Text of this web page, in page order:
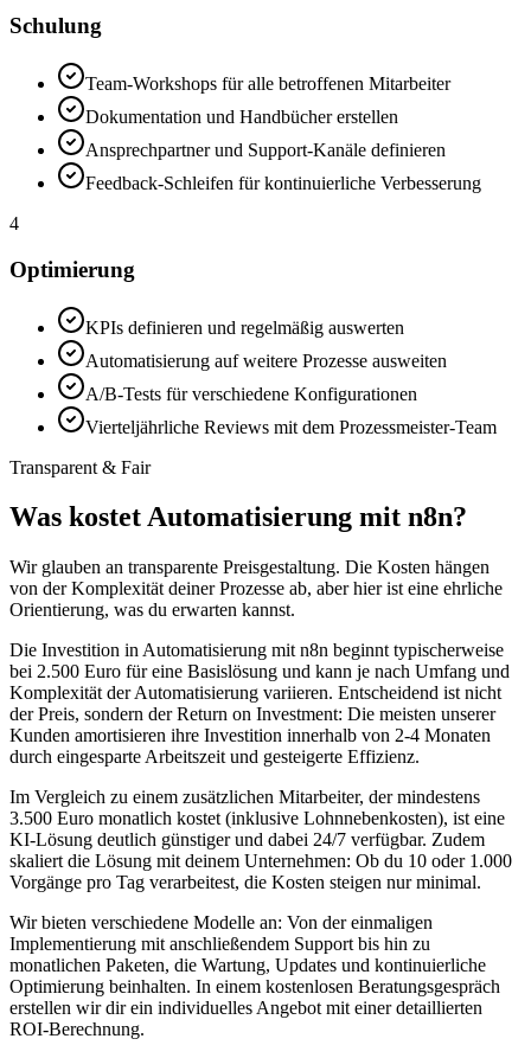
Schulung
Team-Workshops für alle betroffenen Mitarbeiter
Dokumentation und Handbücher erstellen
Ansprechpartner und Support-Kanäle definieren
Feedback-Schleifen für kontinuierliche Verbesserung
4
Optimierung
KPIs definieren und regelmäßig auswerten
Automatisierung auf weitere Prozesse ausweiten
A/B-Tests für verschiedene Konfigurationen
Vierteljährliche Reviews mit dem Prozessmeister-Team
Transparent & Fair
Was kostetAutomatisierung mit n8n?
Wir glauben an transparente Preisgestaltung. Die Kosten hängen
von der Komplexität deiner Prozesse ab, aber hier ist eine ehrliche
Orientierung, was du erwarten kannst.
Die Investition in Automatisierung mit n8n beginnt typischerweise
bei 2.500 Euro für eine Basislösung und kann je nach Umfang und
Komplexität der Automatisierung variieren. Entscheidend ist nicht
der Preis, sondern der Return on Investment: Die meisten unserer
Kunden amortisieren ihre Investition innerhalb von 2-4 Monaten
durch eingesparte Arbeitszeit und gesteigerte Effizienz.
Im Vergleich zu einem zusätzlichen Mitarbeiter, der mindestens
3.500 Euro monatlich kostet (inklusive Lohnnebenkosten), ist eine
KI-Lösung deutlich günstiger und dabei 24/7 verfügbar. Zudem
skaliert die Lösung mit deinem Unternehmen: Ob du 10 oder 1.000
Vorgänge pro Tag verarbeitest, die Kosten steigen nur minimal.
Wir bieten verschiedene Modelle an: Von der einmaligen
Implementierung mit anschließendem Support bis hin zu
monatlichen Paketen, die Wartung, Updates und kontinuierliche
Optimierung beinhalten. In einem kostenlosen Beratungsgespräch
erstellen wir dir ein individuelles Angebot mit einer detaillierten
ROI-Berechnung.